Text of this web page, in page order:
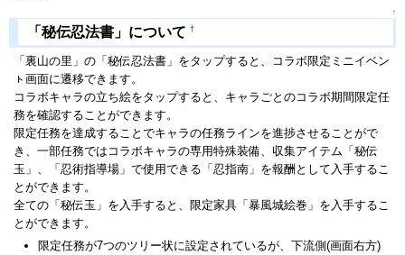
↑
「秘伝忍法書」について †
「裏山の里」の「秘伝忍法書」をタップすると、コラボ限定ミニイベン
ㇳ画面に遷移できます。
コラボキャラの立ち絵をタップすると、キャラごとのコラボ期間限定任
務を確認することができます。
限定任務を達成することでキャラの任務ラインを進捗させることがで
き、一部任務ではコラボキャラの専用特殊装備、収集アイテム「秘伝
玉」、「忍術指導場」で使用できる「忍指南」を報酬として入手するこ
とができます。
全ての「秘伝玉」を入手すると、限定家具「暴風城絵巻」を入手するこ
とができます。
限定任務が7つのツリー状に設定されているが、下流側(画面右方)